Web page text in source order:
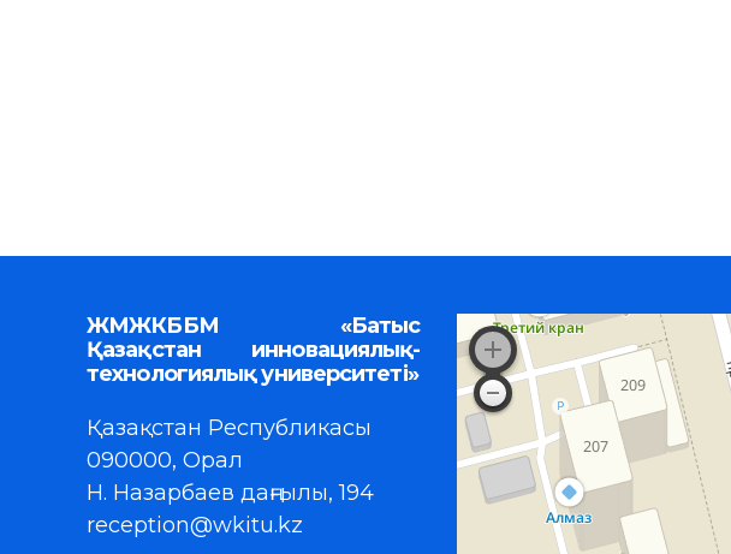
ЖМЖКББМ «Батыс
Қазақстан инновациялық-
технологиялық университеті»
Қазақстан Республикасы
090000, Орал
Н. Назарбаев даңғылы, 194
reception@wkitu.kz